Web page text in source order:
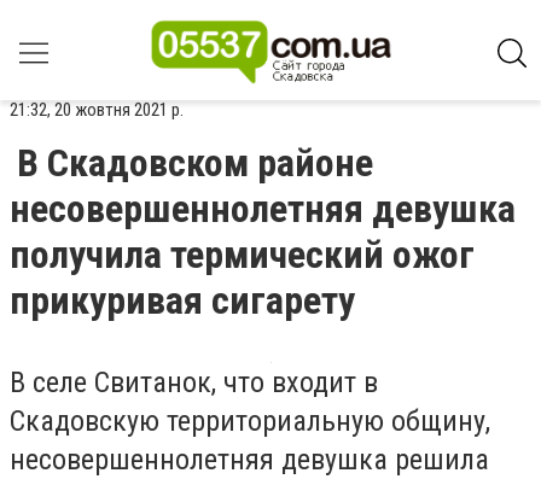
21:32, 20 жовтня 2021 р.
В Скадовском районе
несовершеннолетняя девушка
получила термический ожог
прикуривая сигарету
В селе Свитанок, что входит в
Скадовскую территориальную общину,
несовершеннолетняя девушка решила